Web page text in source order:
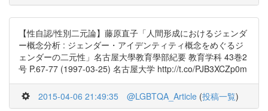
【性自認/性別二元論】藤原直子「人間形成におけるジェンダ
ー概念分析 : ジェンダー・アイデンティティ概念をめぐるジ
ェンダーの二元性」名古屋大學教育學部紀要 教育学科 43巻2
号 P.67-77 (1997-03-25) 名古屋大学 http://t.co/PJB3XCZp0m
2015-04-06 21:49:35 @LGBTQA_Article (投稿一覧)